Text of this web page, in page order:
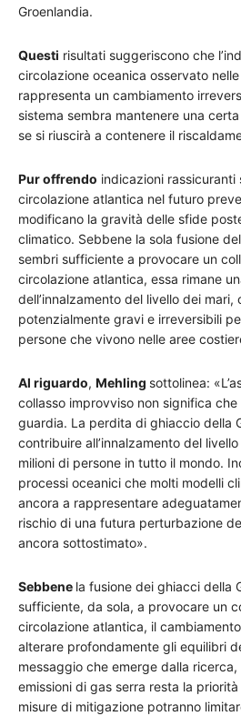
Groenlandia.
Questi risultati suggeriscono che
circolazione oceanica osservato
rappresenta un cambiamento
sistema sembra mantenere una
se si riuscirà a contenere il
Pur offrendo indicazioni rassicuranti
circolazione atlantica nel futuro
modificano la gravità delle sfide
climatico. Sebbene la sola fusione
sembri sufficiente a provocare un
circolazione atlantica, essa rimane
dell’innalzamento del livello dei mari,
potenzialmente gravi e irreversibili
persone che vivono nelle aree
Al riguardo, Mehling sottolinea:
collasso improvviso non significa
guardia. La perdita di ghiaccio della
contribuire all’innalzamento del
milioni di persone in tutto il mondo.
processi oceanici che molti modelli
ancora a rappresentare
rischio di una futura perturbazione
ancora sottostimato».
Sebbene la fusione dei ghiacci della
sufficiente, da sola, a provocare un
circolazione atlantica, il
alterare profondamente gli equilibri
messaggio che emerge dalla
emissioni di gas serra resta la
misure di mitigazione potranno